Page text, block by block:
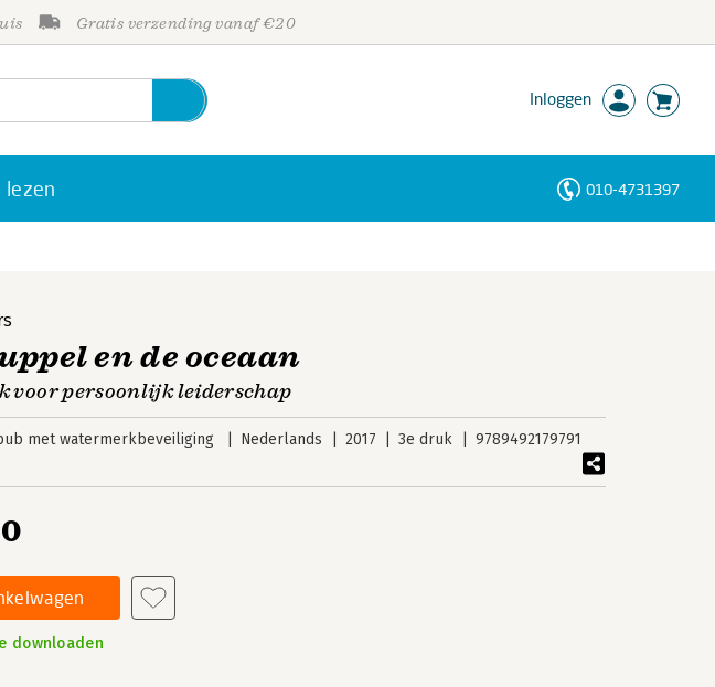
Gratis verzending vanaf €20
Inloggen
lezen 010-4731397
en de oceaan
voor persoonlijk leiderschap
met watermerkbeveiliging Nederlands 2017 3e druk 9789492179791
downloaden
Personen